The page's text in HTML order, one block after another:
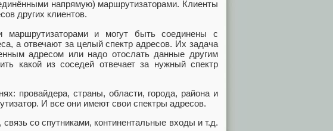
напрямую) маршрутизаторами. Клиенты
других клиентов.
и могут быть соединены с
а отвечают за целый спектр адресов. Их задача
адресом или надо отослать данные другим
какой из соседей отвечает за нужный спектр
провайдера, страны, области, города, района и
И все они имеют свои спектры адресов.
со спутниками, континентальные входы и т.д.